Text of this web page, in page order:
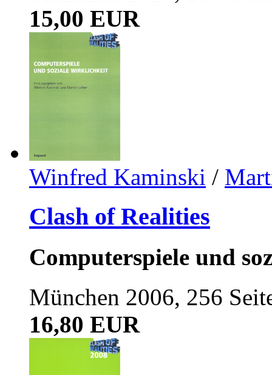
15,00 EUR
Winfred Kaminski /
Clash of Realities
Computerspiele und
München 2006, 256
16,80 EUR